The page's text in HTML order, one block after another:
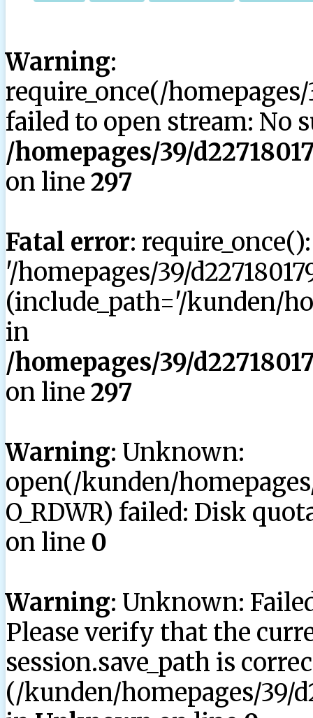
Warning:
require_once(/
failed to open stream: No
/homepages/39/
on line 297
Fatal error:
'/homepages/39/
(include_path='/kunden/
in
/homepages/39/
on line 297
Warning: Unknown:
open(/kunden/homepages/
O_RDWR) failed: Disk
on line 0
Warning: Unknown:
Please verify that the
session.save_path is
(/kunden/homepages/39/